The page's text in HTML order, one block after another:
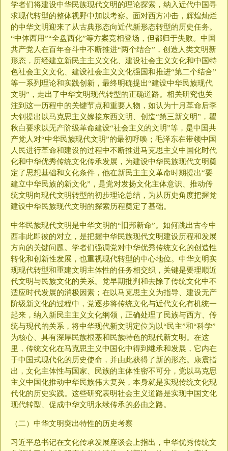
学者们将建设中华民族现代文明的理论探索，纳入近代中国寻
求现代转型的整体视野中加以考察。面对西方冲击，辉煌灿烂
的中华文明迎来了从古典形态向近代新形态转型的历史任务。
“中体西用”“全盘西化”等方案竞相登场，但都归于失败。中国
共产党人在百年奋斗中不断推进“两个结合”，创造人类文明新
形态，历经建立新民主主义文化、建设社会主义文化和中国特
色社会主义文化、建设社会主义文化强国和推进“第二个结合”
等一系列理论和实践创新，最终明确提出“建设中华民族现代
文明”，走出了中华文明现代转型的正确道路。相关研究也关
注到这一历程中的关键节点和重要人物，如认为十月革命后李
大钊提出以马克思主义嫁接东西文明、创造“第三新文明”，瞿
秋白要求以无产阶级革命建设“社会主义的文明”等，是中国共
产党人对“中华民族现代文明”的最初呼唤；毛泽东在带领中国
人民进行革命和建设的过程中不断推进马克思主义中国化时代
化和中华优秀传统文化传承发展，为建设中华民族现代文明奠
定了思想基础和文化条件，他在新民主主义革命时期提出“要
建立中华民族的新文化”，是党对发扬文化主体意识、推动传
统文明向现代文明转型的初步理论总结，为从历史角度把握党
建设中华民族现代文明的探索历程奠定了基础。
中华民族现代文明是中华文明的“旧邦新命”。如何跳出古今中
西非此即彼的对立，是把握中华民族现代文明建设历程和发展
方向的关键问题。学者们强调党对中华优秀传统文化的创造性
转化和创新性发展，也重视现代转型的中心地位。中华文明实
现现代转型和重建文明主体性的任务相交织，关键是要理顺近
代文明与民族文化的关系。党早期批判和去除了传统文化中不
适应时代发展的消极因素；在以马克思主义为指导、建设无产
阶级新文化的过程中，党逐步将传统文化与近代文化有机统一
起来，纳入新民主主义文化纲领，正确处理了民族与西方、传
统与现代的关系，将中华现代新文明定位为以“民主”和“科学”
为核心、具有深厚民族根基和民族特色的现代新文明。在这
里，传统文化在马克思主义中国化中得到继承和发展，它内在
于中国式现代化的历史使命，并由此获得了新的形态。康震指
出，文化主体性与国家、民族的主体性密不可分，党以马克思
主义中国化推动中华民族伟大复兴，本身就是实现传统文化现
代化的历史实践。这些研究表明社会主义道路是实现中国文化
现代转型、促成中华文明永续传承的必由之路。
（二）中华文明突出特性的历史考察
习近平总书记在文化传承发展座谈会上指出，中华优秀传统文